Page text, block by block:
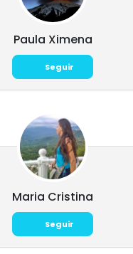
Paula Ximena
Seguir
Maria Cristina
Seguir